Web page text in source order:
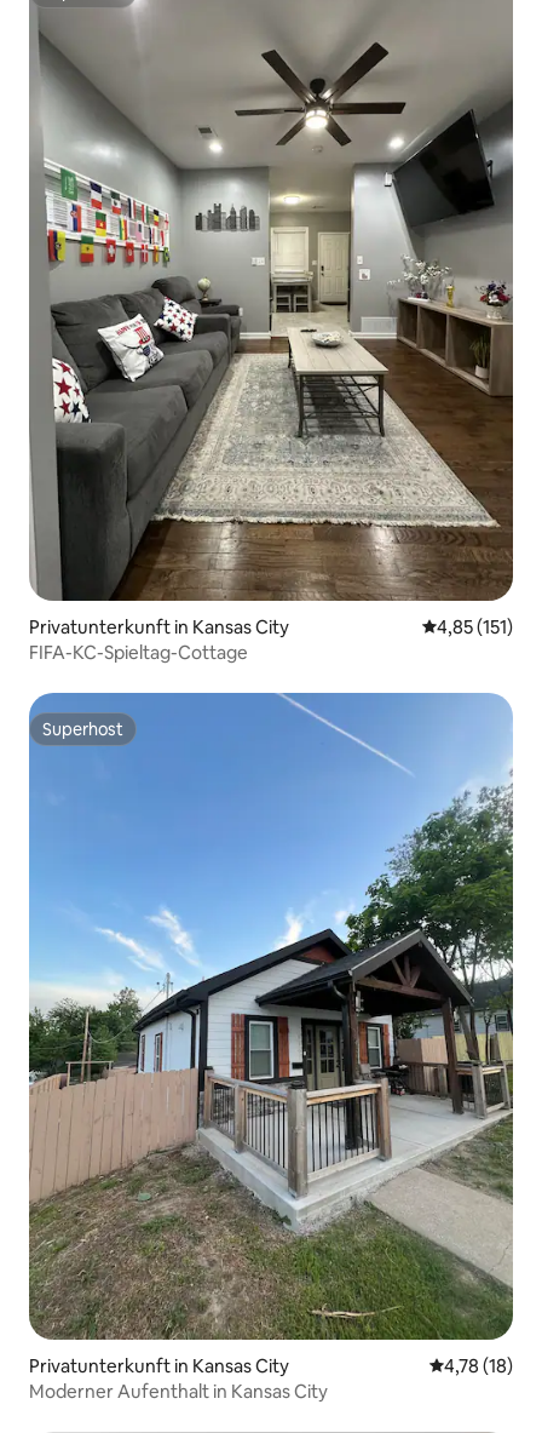
Privatunterkunft in Kansas City
4,85 (151)
FIFA-KC-Spieltag-Cottage
Superhost
Superhost
Privatunterkunft in Kansas City
4,78 (18)
Moderner Aufenthalt in Kansas City